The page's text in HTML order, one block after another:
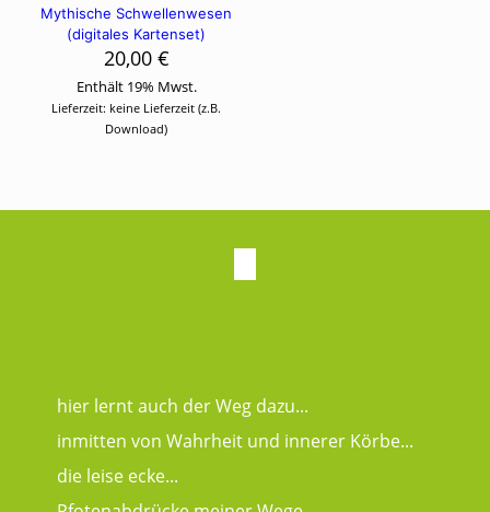
Mythische Schwellenwesen
(digitales Kartenset)
20,00 €
Enthält 19% Mwst.
Lieferzeit: keine Lieferzeit (z.B.
Download)
hier lernt auch der Weg dazu...
inmitten von Wahrheit und innerer Körbe...
die leise ecke...